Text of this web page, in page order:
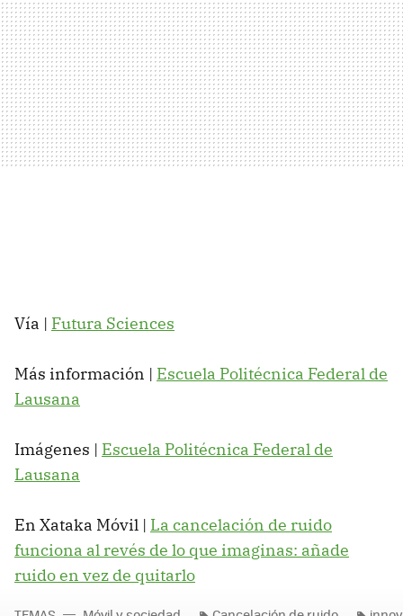
Vía | Futura Sciences
Más información | Escuela Politécnica Federal de
Lausana
Imágenes | Escuela Politécnica Federal de
Lausana
En Xataka Móvil | La cancelación de ruido
funciona al revés de lo que imaginas: añade
ruido en vez de quitarlo